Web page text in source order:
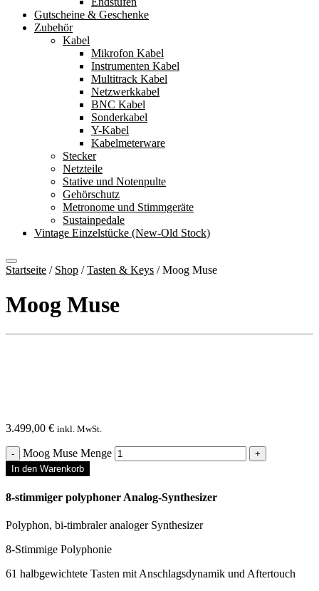
Gutscheine & Geschenke
Zubehör
Kabel
Mikrofon Kabel
Instrumenten Kabel
Multitrack Kabel
Netzwerkkabel
BNC Kabel
Sonderkabel
Y-Kabel
Kabelmeterware
Stecker
Netzteile
Stative und Notenpulte
Gehörschutz
Metronome und Stimmgeräte
Sustainpedale
Vintage Einzelstücke (New-Old Stock)
Startseite / Shop /Tasten & Keys /Moog Muse
Moog Muse
3.499,00 € inkl. MwSt.
Moog Muse Menge
In den Warenkorb
8-stimmiger polyphoner Analog-Synthesizer
Polyphon, bi-timbraler analoger Synthesizer
8-Stimmige Polyphonie
61 halbgewichtete Tasten mit Anschlagsdynamik und Aftertouch